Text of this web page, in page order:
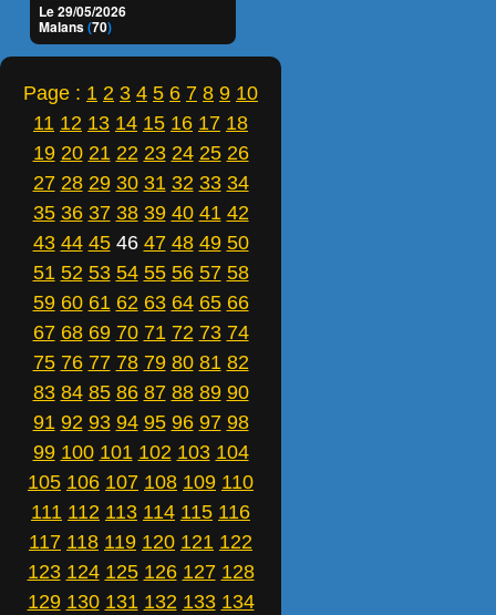
Le 29/05/2026
Malans(70)
Page : 1 2 3 4 5 6 7 8 9 10
11 12 13 14 15 16 17 18
19 20 21 22 23 24 25 26
27 28 29 30 31 32 33 34
35 36 37 38 39 40 41 42
43 44 45 46 47 48 49 50
51 52 53 54 55 56 57 58
59 60 61 62 63 64 65 66
67 68 69 70 71 72 73 74
75 76 77 78 79 80 81 82
83 84 85 86 87 88 89 90
91 92 93 94 95 96 97 98
99 100 101 102 103 104
105 106 107 108 109 110
111 112 113 114 115 116
117 118 119 120 121 122
123 124 125 126 127 128
129 130 131 132 133 134